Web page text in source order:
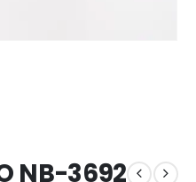
NB-3692